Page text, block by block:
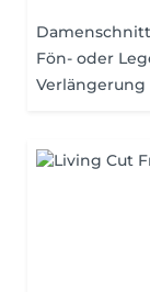
Damenschnitt
Fön- oder
Verlängerung